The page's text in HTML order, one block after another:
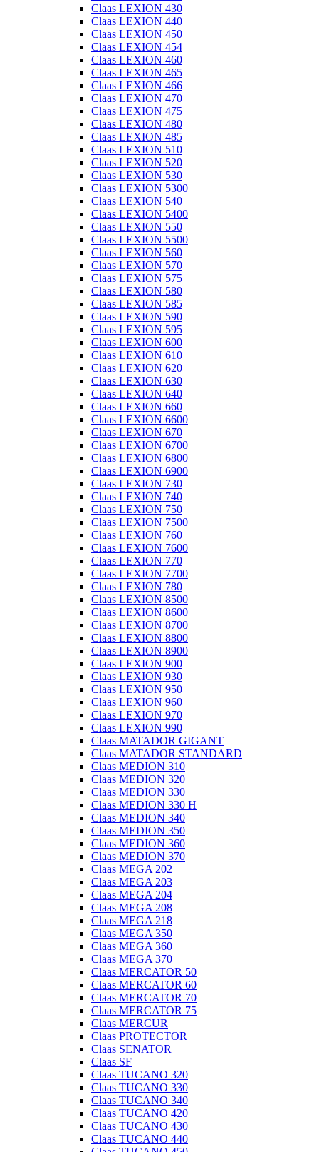
Claas LEXION 430
Claas LEXION 440
Claas LEXION 450
Claas LEXION 454
Claas LEXION 460
Claas LEXION 465
Claas LEXION 466
Claas LEXION 470
Claas LEXION 475
Claas LEXION 480
Claas LEXION 485
Claas LEXION 510
Claas LEXION 520
Claas LEXION 530
Claas LEXION 5300
Claas LEXION 540
Claas LEXION 5400
Claas LEXION 550
Claas LEXION 5500
Claas LEXION 560
Claas LEXION 570
Claas LEXION 575
Claas LEXION 580
Claas LEXION 585
Claas LEXION 590
Claas LEXION 595
Claas LEXION 600
Claas LEXION 610
Claas LEXION 620
Claas LEXION 630
Claas LEXION 640
Claas LEXION 660
Claas LEXION 6600
Claas LEXION 670
Claas LEXION 6700
Claas LEXION 6800
Claas LEXION 6900
Claas LEXION 730
Claas LEXION 740
Claas LEXION 750
Claas LEXION 7500
Claas LEXION 760
Claas LEXION 7600
Claas LEXION 770
Claas LEXION 7700
Claas LEXION 780
Claas LEXION 8500
Claas LEXION 8600
Claas LEXION 8700
Claas LEXION 8800
Claas LEXION 8900
Claas LEXION 900
Claas LEXION 930
Claas LEXION 950
Claas LEXION 960
Claas LEXION 970
Claas LEXION 990
Claas MATADOR GIGANT
Claas MATADOR STANDARD
Claas MEDION 310
Claas MEDION 320
Claas MEDION 330
Claas MEDION 330 H
Claas MEDION 340
Claas MEDION 350
Claas MEDION 360
Claas MEDION 370
Claas MEGA 202
Claas MEGA 203
Claas MEGA 204
Claas MEGA 208
Claas MEGA 218
Claas MEGA 350
Claas MEGA 360
Claas MEGA 370
Claas MERCATOR 50
Claas MERCATOR 60
Claas MERCATOR 70
Claas MERCATOR 75
Claas MERCUR
Claas PROTECTOR
Claas SENATOR
Claas SF
Claas TUCANO 320
Claas TUCANO 330
Claas TUCANO 340
Claas TUCANO 420
Claas TUCANO 430
Claas TUCANO 440